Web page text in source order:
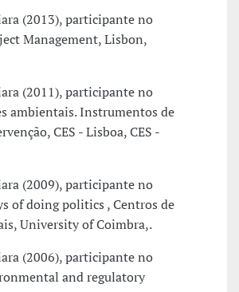
(2013), participante no
Management, Lisbon,
(2011), participante no
ambientais. Instrumentos de
CES - Lisboa, CES -
(2009), participante no
of doing politics , Centros de
University of Coimbra,.
(2006), participante no
and regulatory